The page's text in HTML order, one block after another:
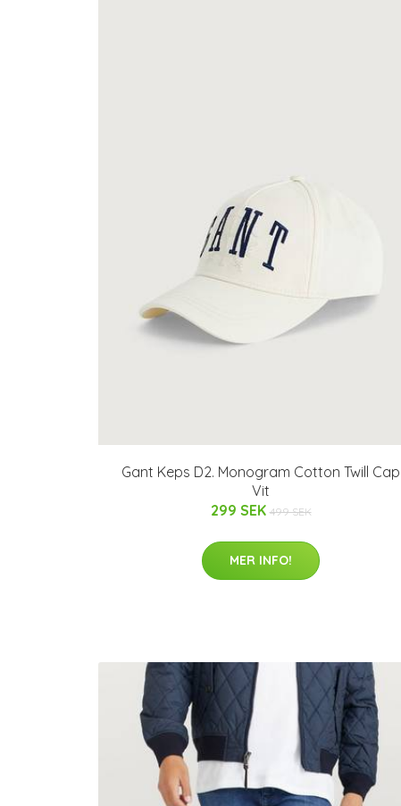
Gant Keps D2. Monogram Cotton Twill Cap
Vit
299 SEK 499 SEK
MER INFO!